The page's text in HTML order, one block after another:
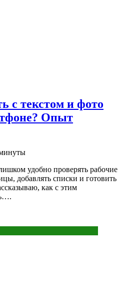
с текстом и фото
Опыт
удобно проверять рабочие
добавлять списки и готовить
как с этим